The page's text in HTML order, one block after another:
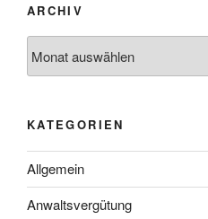
ARCHIV
KATEGORIEN
Allgemein
Anwaltsvergütung